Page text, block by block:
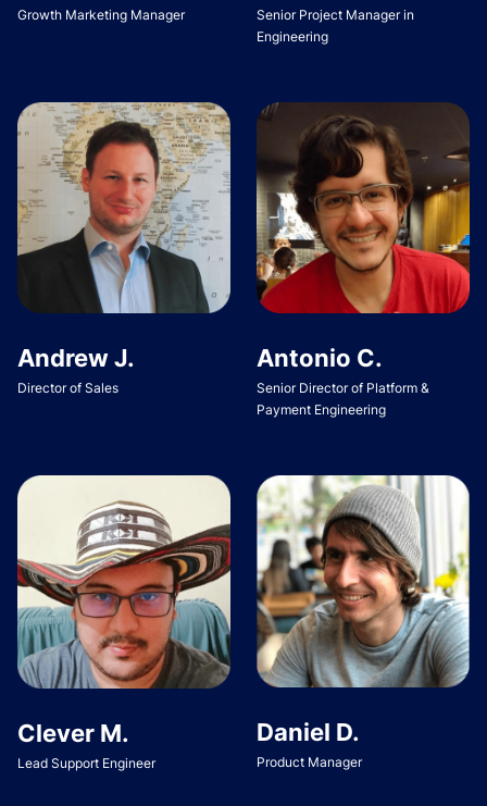
Growth Marketing Manager
Senior Project Manager in
Engineering
Andrew J.
Director of Sales
Antonio C.
Senior Director of Platform &
Payment Engineering
Clever M.
Lead Support Engineer
Daniel D.
Product Manager